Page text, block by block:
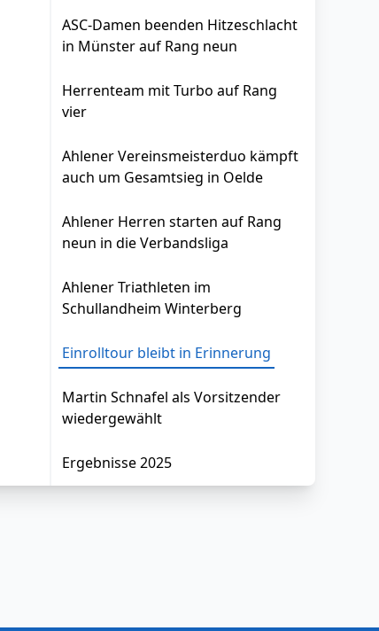
ASC-Damen beenden Hitzeschlacht
in Münster auf Rang neun
Herrenteam mit Turbo auf Rang
vier
Ahlener Vereinsmeisterduo kämpft
auch um Gesamtsieg in Oelde
Ahlener Herren starten auf Rang
neun in die Verbandsliga
Ahlener Triathleten im
Schullandheim Winterberg
Einrolltour bleibt in Erinnerung
Martin Schnafel als Vorsitzender
wiedergewählt
Ergebnisse 2025